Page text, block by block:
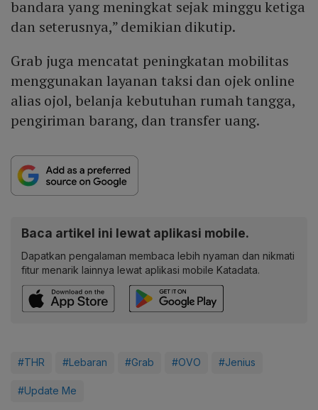
bandara yang meningkat sejak minggu ketiga
dan seterusnya,” demikian dikutip.
Grab juga mencatat peningkatan mobilitas
menggunakan layanan taksi dan ojek online
alias ojol, belanja kebutuhan rumah tangga,
pengiriman barang, dan transfer uang.
Baca artikel ini lewat aplikasi mobile.
Dapatkan pengalaman membaca lebih nyaman dan nikmati
fitur menarik lainnya lewat aplikasi mobile Katadata.
#THR #Lebaran #Grab #OVO #Jenius
#Update Me